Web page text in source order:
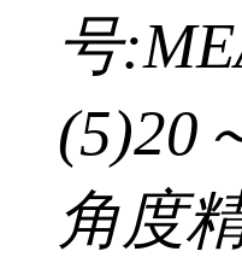
号
(5)20
角度